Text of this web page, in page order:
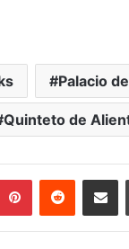
Palacio
Quinteto de
PinterestReddit